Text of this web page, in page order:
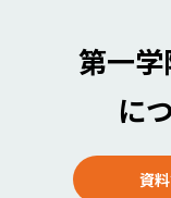
第一
に
資